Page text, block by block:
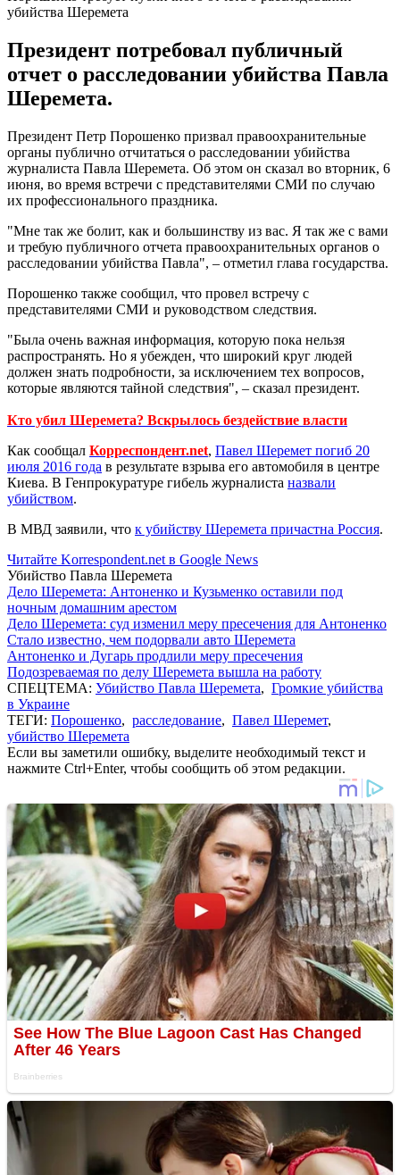
убийства Шеремета
Президент потребовал публичный
отчет о расследовании убийства Павла
Шеремета.
Президент Петр Порошенко призвал правоохранительные
органы публично отчитаться о расследовании убийства
журналиста Павла Шеремета. Об этом он сказал во вторник, 6
июня, во время встречи с представителями СМИ по случаю
их профессионального праздника.
"Мне так же болит, как и большинству из вас. Я так же с вами
и требую публичного отчета правоохранительных органов о
расследовании убийства Павла", – отметил глава государства.
Порошенко также сообщил, что провел встречу с
представителями СМИ и руководством следствия.
"Была очень важная информация, которую пока нельзя
распространять. Но я убежден, что широкий круг людей
должен знать подробности, за исключением тех вопросов,
которые являются тайной следствия", – сказал президент.
Кто убил Шеремета? Вскрылось бездействие власти
Как сообщал Корреспондент.net, Павел Шеремет погиб 20
июля 2016 года в результате взрыва его автомобиля в центре
Киева. В Генпрокуратуре гибель журналиста назвали
убийством.
В МВД заявили, что к убийству Шеремета причастна Россия.
Читайте Korrespondent.net в Google News
Убийство Павла Шеремета
Дело Шеремета: Антоненко и Кузьменко оставили под
ночным домашним арестом
Дело Шеремета: суд изменил меру пресечения для Антоненко
Стало известно, чем подорвали авто Шеремета
Антоненко и Дугарь продлили меру пресечения
Подозреваемая по делу Шеремета вышла на работу
СПЕЦТЕМА: Убийство Павла Шеремета, Громкие убийства
в Украине
ТЕГИ: Порошенко, расследование, Павел Шеремет,
убийство Шеремета
Если вы заметили ошибку, выделите необходимый текст и
нажмите Ctrl+Enter, чтобы сообщить об этом редакции.